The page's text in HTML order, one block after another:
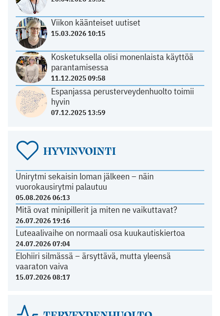
Viikon käänteiset uutiset
15.03.2026 10:15
Kosketuksella olisi monenlaista käyttöä
parantamisessa
11.12.2025 09:58
Espanjassa perusterveydenhuolto toimii
hyvin
07.12.2025 13:59
HYVINVOINTI
Unirytmi sekaisin loman jälkeen – näin
vuorokausirytmi palautuu
05.08.2026 06:13
Mitä ovat minipillerit ja miten ne vaikuttavat?
26.07.2026 19:16
Luteaalivaihe on normaali osa kuukautiskiertoa
24.07.2026 07:04
Elohiiri silmässä – ärsyttävä, mutta yleensä
vaaraton vaiva
15.07.2026 08:17